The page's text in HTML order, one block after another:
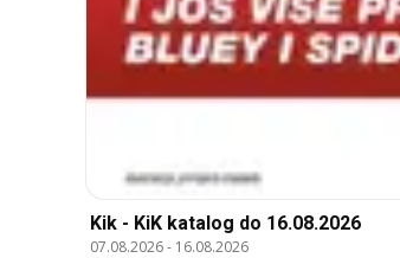
Kik - KiK katalog do 16.08.2026
07.08.2026- 16.08.2026